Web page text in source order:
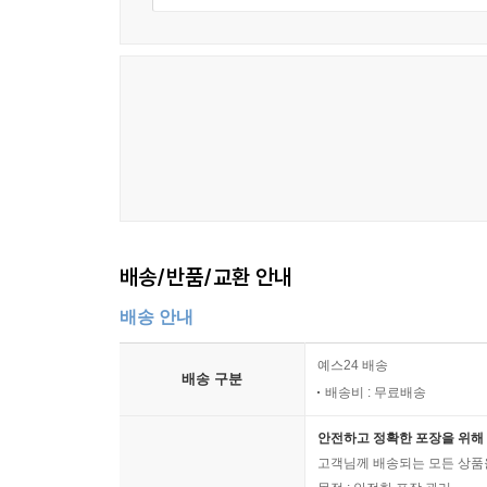
배송/반품/교환 안내
배송 안내
배송 구분
예스24 배송
배송비 : 무료배송
안전하고 정확한 포장을 위
고객님께 배송되는 모든 상